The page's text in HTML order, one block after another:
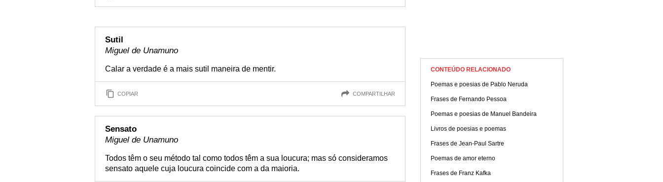
Sutil
Miguel de Unamuno
Calar a verdade é a mais sutil maneira de mentir.
COPIAR COMPARTILHAR
Sensato
Miguel de Unamuno
Todos têm o seu método tal como todos têm a sua loucura; mas só consideramos
sensato aquele cuja loucura coincide com a da maioria.
CONTEÚDO RELACIONADO
Poemas e poesias de Pablo Neruda
Frases de Fernando Pessoa
Poemas e poesias de Manuel Bandeira
Livros de poesias e poemas
Frases de Jean-Paul Sartre
Poemas de amor eterno
Frases de Franz Kafka